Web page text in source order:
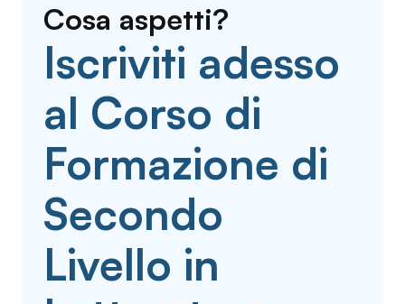
Cosa aspetti?
Iscriviti adesso
al Corso di
Formazione di
Secondo
Livello in